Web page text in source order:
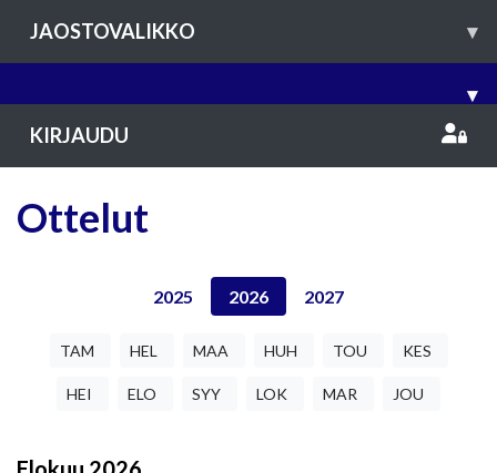
JAOSTOVALIKKO ▾
▾
KIRJAUDU
Ottelut
2025 2026 2027
TAM HEL MAA HUH TOU KES
HEI ELO SYY LOK MAR JOU